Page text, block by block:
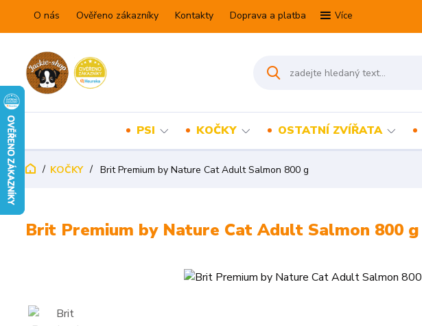
O nás Ověřeno zákazníky Kontakty Doprava a platba Více
PSI KOČKY OSTATNÍ ZVÍŘATA
KOČKY Brit Premium by Nature Cat Adult Salmon 800 g
Brit Premium by Nature Cat Adult Salmon 800 g